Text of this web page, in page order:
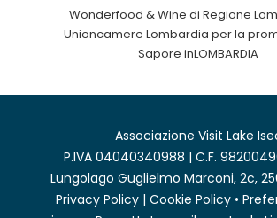
Wonderfood & Wine di Regione
Unioncamere Lombardia per la
Sapore inLOMBARDIA
Associazione Visit Lake
P.IVA 04040340988 | C.F.
Lungolago Guglielmo Marconi, 2c,
Privacy Policy | Cookie Policy •